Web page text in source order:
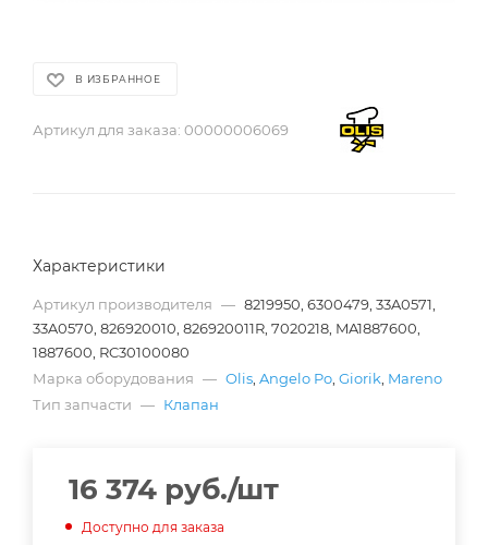
В ИЗБРАННОЕ
Артикул для заказа: 00000006069
Характеристики
Артикул производителя — 8219950, 6300479, 33A0571,
33A0570, 826920010, 826920011R, 7020218, MA1887600,
1887600, RC30100080
Марка оборудования — Olis, Angelo Po, Giorik, Mareno
Тип запчасти — Клапан
16 374 руб./шт
Доступно для заказа